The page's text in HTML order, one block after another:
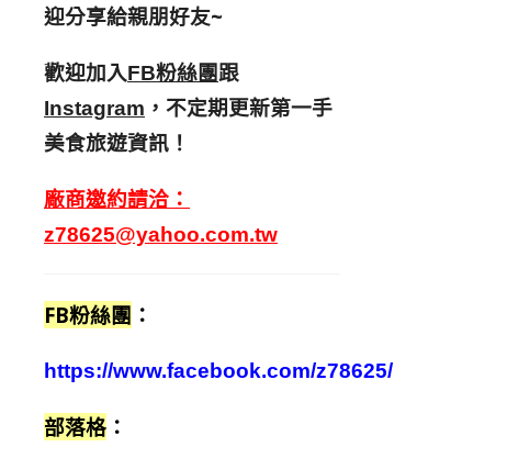
迎分享給親朋好友~
歡迎加入FB粉絲團跟
Instagram ，不定期更新第一手
美食旅遊資訊！
廠商邀約請洽：
z78625@yahoo.com.tw
FB粉絲團 ：
https://www.facebook.com/z78625/
部落格 ：